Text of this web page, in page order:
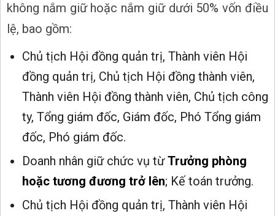
không nắm giữ hoặc nắm giữ dưới 50% vốn điều
lệ, bao gồm:
Chủ tịch Hội đồng quản trị, Thành viên Hội
đồng quản trị, Chủ tịch Hội đồng thành viên,
Thành viên Hội đồng thành viên, Chủ tịch công
ty, Tổng giám đốc, Giám đốc, Phó Tổng giám
đốc, Phó giám đốc.
Doanh nhân giữ chức vụ từTrưởng phòng
hoặc tương đương trở lên; Kế toán trưởng.
Chủ tịch Hội đồng quản trị, Thành viên Hội